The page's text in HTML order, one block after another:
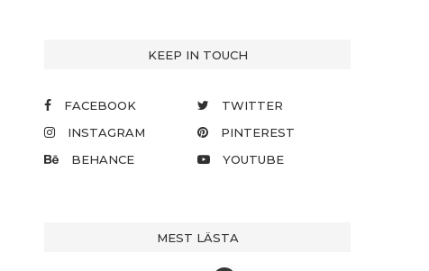
KEEP IN TOUCH
FACEBOOK
TWITTER
INSTAGRAM
PINTEREST
BEHANCE
YOUTUBE
MEST LÄSTA